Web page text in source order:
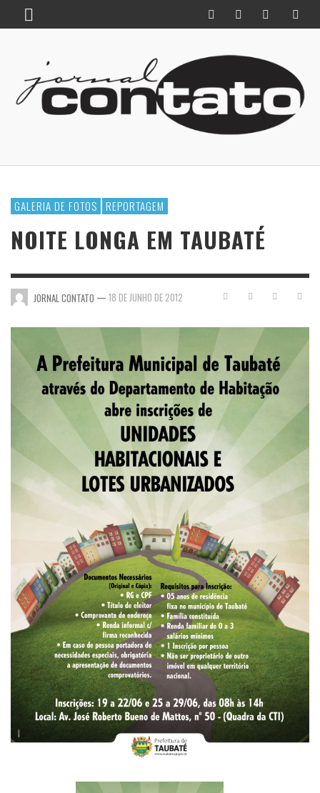
GALERIA DE FOTOS REPORTAGEM
NOITE LONGA EM TAUBATÉ
JORNAL CONTATO — 18 DE JUNHO DE 2012